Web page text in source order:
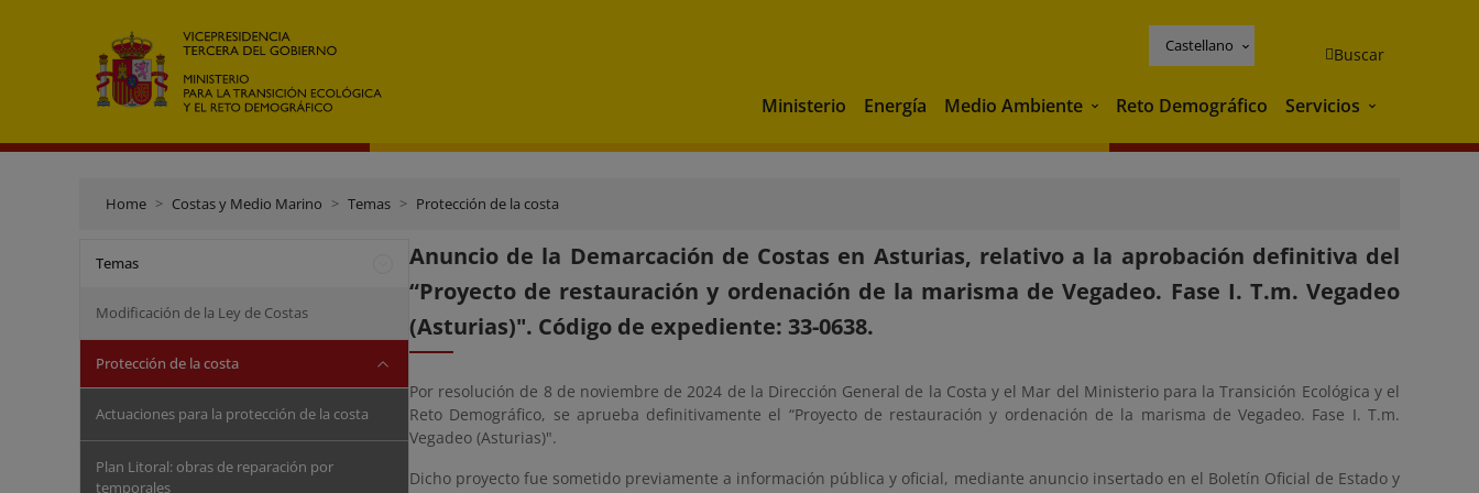
Castellano Buscar
Ministerio Energía Medio Ambiente Medio Ambiente
Reto Demográfico Servicios Servicios
Home Costas y Medio Marino Temas Protección de la costa
Temas
Modificación de la Ley de Costas
Protección de la costa
Actuaciones para la protección de la costa
Plan Litoral: obras de reparación por
temporales
Anuncio de la Demarcación de Costas en Asturias, relativo a la aprobación definitiva del
“Proyecto de restauración y ordenación de la marisma de Vegadeo. Fase I. T.m. Vegadeo
(Asturias)". Código de expediente: 33-0638.
Por resolución de 8 de noviembre de 2024 de la Dirección General de la Costa y el Mar del Ministerio para la Transición Ecológica y el
Reto Demográfico, se aprueba definitivamente el “Proyecto de restauración y ordenación de la marisma de Vegadeo. Fase I. T.m.
Vegadeo (Asturias)".
Dicho proyecto fue sometido previamente a información pública y oficial, mediante anuncio insertado en el Boletín Oficial de Estado y